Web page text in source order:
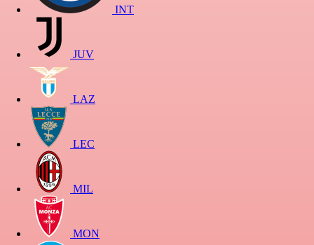
INT
JUV
LAZ
LEC
MIL
MON